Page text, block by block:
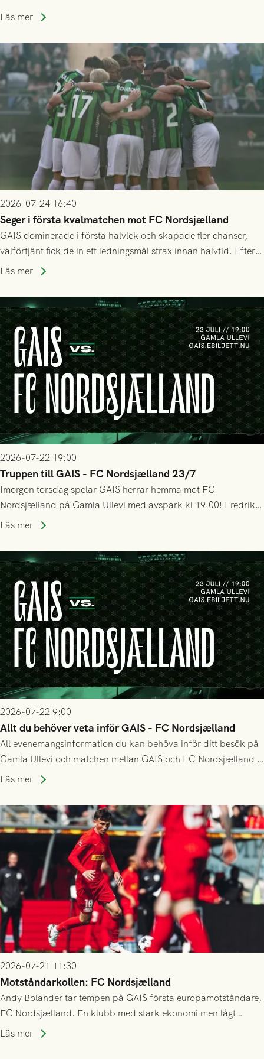
Allsvenskan! Avspark kl 16.30 på söndag 26/7.
Läs mer
2026-07-24 16:40
Seger i första kvalmatchen mot FC Nordsjælland
GAIS dominerade i första halvlek och skapade fler chanser,
välförtjänt fick de in ett ledningsmål strax innan halvtid. Efter
halvtidsvilan sjönk tempot när Nordsjälland tilläts ha mer av
seger! Matchfoto: Mikael Josefsson & Lasse Ekström
Läs mer
2026-07-22 19:00
Truppen till GAIS - FC Nordsjælland 23/7
Imorgon torsdag spelar GAIS herrar hemma mot FC
Nordsjælland på Gamla Ullevi med avspark kl 19.00! Fredrik
Holmberg och ledarstaben har tagit ut följande trupp till
Läs mer
2026-07-22 9:00
Allt du behöver veta inför GAIS - FC Nordsjælland
All evenemangsinformation du kan behöva inför ditt besök på
Gamla Ullevi och matchen mellan GAIS och FC Nordsjælland i
kvalet till Conference League! Avspark kl 19.00 på torsdag
Läs mer
2026-07-21 11:30
Motståndarkollen: FC Nordsjælland
Andy Bolander tar tempen på GAIS första europamotståndare,
FC Nordsjælland. En klubb med stark ekonomi men lågt
publiksnitt, ett lag med både kollektiv styrka och individuell
Läs mer